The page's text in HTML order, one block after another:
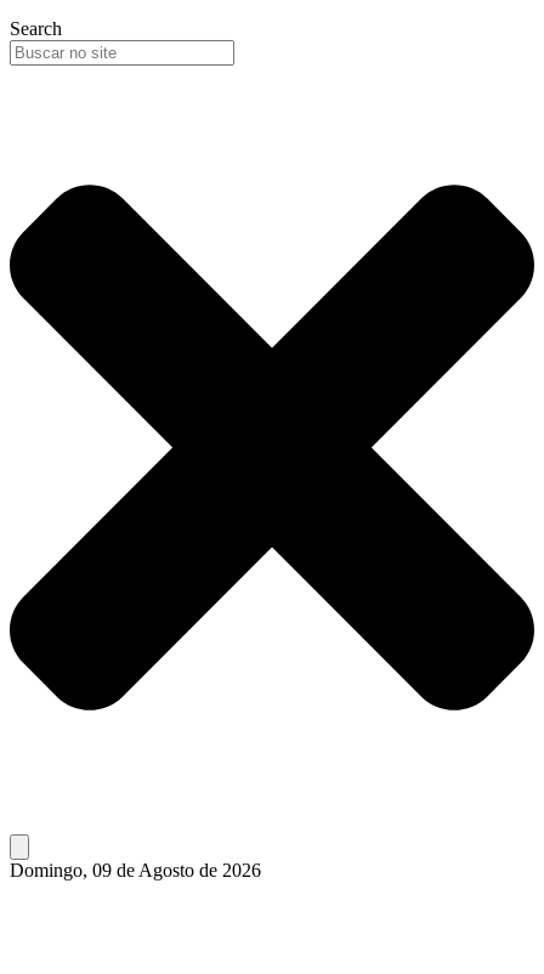
Search
Domingo, 09 de Agosto de 2026